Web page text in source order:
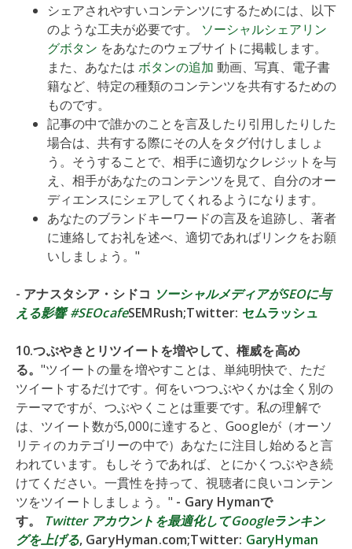
シェアされやすいコンテンツにするためには、以下
のような工夫が必要です。 ソーシャルシェアリン
グボタン をあなたのウェブサイトに掲載します。
また、あなたは ボタンの追加 動画、写真、電子書
籍など、特定の種類のコンテンツを共有するための
ものです。
記事の中で誰かのことを言及したり引用したりした
場合は、共有する際にその人をタグ付けしましょ
う。そうすることで、相手に適切なクレジットを与
え、相手があなたのコンテンツを見て、自分のオー
ディエンスにシェアしてくれるようになります。
あなたのブランドキーワードの言及を追跡し、著者
に連絡してお礼を述べ、適切であればリンクをお願
いしましょう。"
- アナスタシア・シドコ ソーシャルメディアがSEOに与
える影響 #SEOcafeSEMRush;Twitter: セムラッシュ
10.つぶやきとリツイートを増やして、権威を高め
る。"ツイートの量を増やすことは、単純明快で、ただ
ツイートするだけです。何をいつつぶやくかは全く別の
テーマですが、つぶやくことは重要です。私の理解で
は、ツイート数が5,000に達すると、Googleが（オーソ
リティのカテゴリーの中で）あなたに注目し始めると言
われています。もしそうであれば、とにかくつぶやき続
けてください。一貫性を持って、視聴者に良いコンテン
ツをツイートしましょう。" - Gary Hymanで
す。 Twitter アカウントを最適化してGoogleランキン
グを上げる, GaryHyman.com;Twitter: GaryHyman